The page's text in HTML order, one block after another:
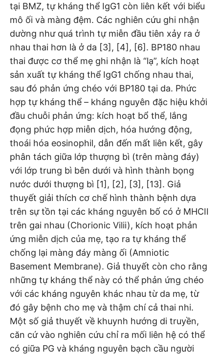
tại BMZ, tự kháng thể IgG1 còn liên kết với biểu
mô ối và màng đệm. Các nghiên cứu ghi nhận
dường như quá trình tự miễn đầu tiên xảy ra ở
nhau thai hơn là ở da [3], [4], [6]. BP180 nhau
thai được cơ thể mẹ ghi nhận là “lạ”, kích hoạt
sản xuất tự kháng thể IgG1 chống nhau thai,
sau đó phản ứng chéo với BP180 tại da. Phức
hợp tự kháng thể – kháng nguyên đặc hiệu khởi
đầu chuỗi phản ứng: kích hoạt bổ thể, lắng
đọng phức hợp miễn dịch, hóa hướng động,
thoái hóa eosinophil, dẫn đến mất liên kết, gây
phân tách giữa lớp thượng bì (trên màng đáy)
với lớp trung bì bên dưới và hình thành bọng
nước dưới thượng bì [1], [2], [3], [13]. Giả
thuyết giải thích cơ chế hình thành bệnh dựa
trên sự tồn tại các kháng nguyên bố có ở MHCII
trên gai nhau (Chorionic Vilii), kích hoạt phản
ứng miễn dịch của mẹ, tạo ra tự kháng thể
chống lại màng đáy màng ối (Amniotic
Basement Membrane). Giả thuyết còn cho rằng
những tự kháng thể này có thể phản ứng chéo
với các kháng nguyên khác nhau từ da mẹ, từ
đó gây bệnh cho mẹ và thậm chí cả thai nhi.
Một số giả thuyết về khuynh hướng di truyền,
căn cứ vào nghiên cứu chỉ ra mối liên hệ có thể
có giữa PG và kháng nguyên bạch cầu người